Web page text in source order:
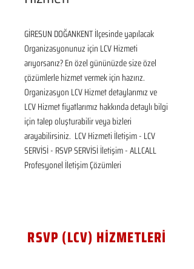
GİRESUN DOĞANKENT İlçesinde yapılacak
Organizasyonunuz için LCV Hizmeti
arıyorsanız? En özel gününüzde size özel
çözümlerle hizmet vermek için hazırız.
Organizasyon LCV Hizmet detaylarımız ve
LCV Hizmet fiyatlarımız hakkında detaylı bilgi
için talep oluşturabilir veya bizleri
arayabilirsiniz.  LCV Hizmeti İletişim - LCV
SERVİSİ - RSVP SERVİSİ İletişim - ALLCALL
Profesyonel İletişim Çözümleri
RSVP (LCV) HİZMETLERİ